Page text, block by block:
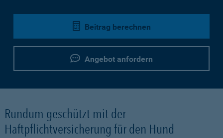
Beitrag berechnen
Angebot anfordern
Rundum geschützt mit der
Haftpflichtversicherung für den Hund